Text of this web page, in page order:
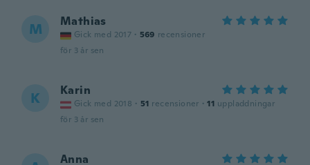
M Mathias
Gick med 2017 · 569 recensioner
för 3 år sen
K Karin
Gick med 2018 · 51 recensioner · 11 uppladdningar
för 3 år sen
Anna